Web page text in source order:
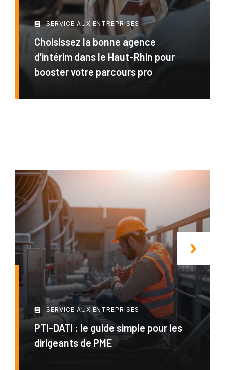
SERVICE AUX ENTREPRISES
Choisissez la bonne agence
d’intérim dans le Haut-Rhin pour
booster votre parcours pro
SERVICE AUX ENTREPRISES
PTI-DATI : le guide simple pour les
dirigeants de PME